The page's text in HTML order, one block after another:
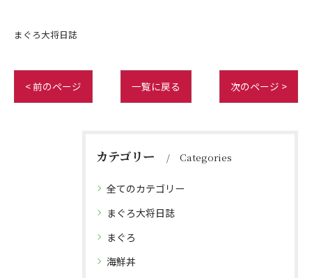
まぐろ大将日誌
< 前のページ 一覧に戻る 次のページ >
カテゴリー Categories
全てのカテゴリー
まぐろ大将日誌
まぐろ
海鮮丼